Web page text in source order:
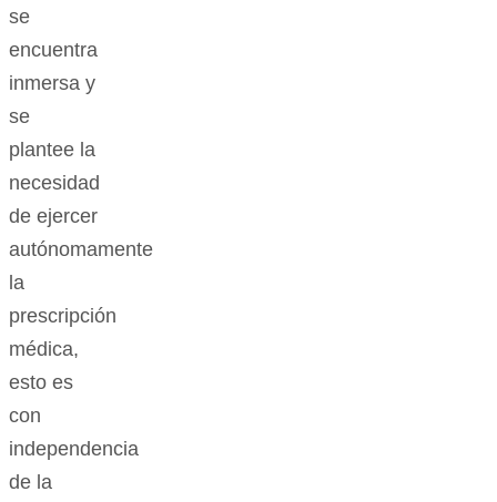
se
encuentra
inmersa y
se
plantee la
necesidad
de ejercer
autónomamente
la
prescripción
médica,
esto es
con
independencia
de la